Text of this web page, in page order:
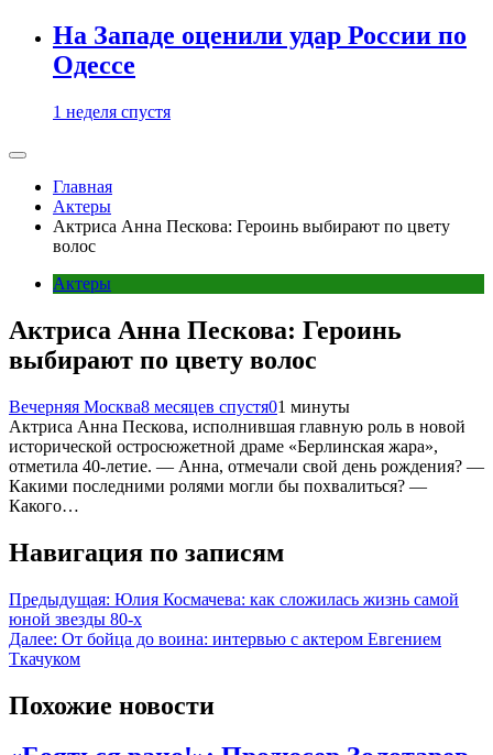
На Западе оценили удар России по
Одессе
1 неделя спустя
Главная
Актеры
Актриса Анна Пескова: Героинь выбирают по цвету
волос
Актеры
Актриса Анна Пескова: Героинь
выбирают по цвету волос
Вечерняя Москва8 месяцев спустя01 минуты
Актриса Анна Пескова, исполнившая главную роль в новой
исторической остросюжетной драме «Берлинская жара»,
отметила 40-летие. — Анна, отмечали свой день рождения? —
Какими последними ролями могли бы похвалиться? —
Какого…
Навигация по записям
Предыдущая: Юлия Космачева: как сложилась жизнь самой
юной звезды 80-х
Далее: От бойца до воина: интервью с актером Евгением
Ткачуком
Похожие новости